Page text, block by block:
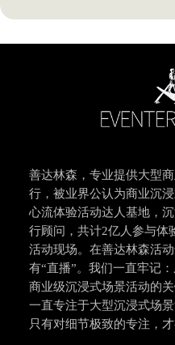
善达林森，专业提供大型
行，被业界公认为商业沉
心流体验活动达人基地，
行顾问，共计2亿人参与体
活动现场。在善达林森活
有“直播”。我们一直牢记
商业级沉浸式场景活动的
一直专注于大型沉浸式场
只有对细节极致的专注，